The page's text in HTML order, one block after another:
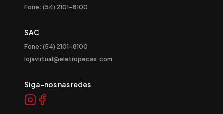
Fone: (54) 2101-8100
SAC
Fone: (54) 2101-8100
lojavirtual@eletropecas.com
Siga-nos nas redes